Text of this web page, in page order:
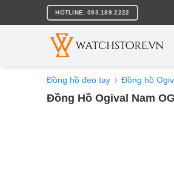
nội
HOTLINE: 093.189.2222
Đồng hồ đeo tay Đồng hồ
Đồng Hồ Ogival Nam